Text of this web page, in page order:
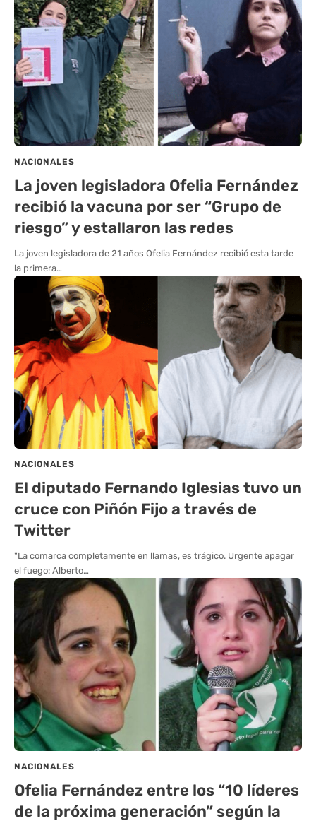
NACIONALES
La joven legisladora Ofelia Fernández
recibió la vacuna por ser “Grupo de
riesgo” y estallaron las redes
La joven legisladora de 21 años Ofelia Fernández recibió esta tarde
la primera…
NACIONALES
El diputado Fernando Iglesias tuvo un
cruce con Piñón Fijo a través de
Twitter
"La comarca completamente en llamas, es trágico. Urgente apagar
el fuego: Alberto…
NACIONALES
Ofelia Fernández entre los “10 líderes
de la próxima generación” según la